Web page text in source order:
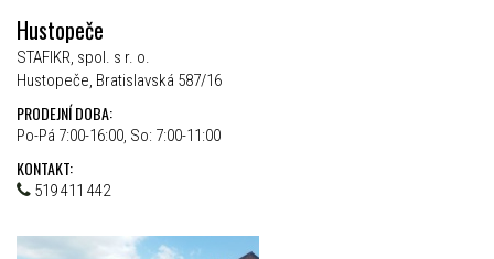
Hustopeče
STAFIKR, spol. s r. o.
Hustopeče, Bratislavská 587/16
PRODEJNÍ DOBA:
Po-Pá 7:00-16:00, So: 7:00-11:00
KONTAKT:
519 411 442